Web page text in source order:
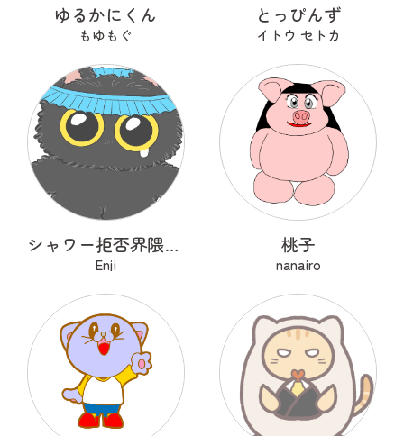
ゆるかにくん
もゆもぐ
とっぴんず
イトウ セトカ
シャワー拒否界隈の子猫 ノワ
Enji
桃子
nanairo